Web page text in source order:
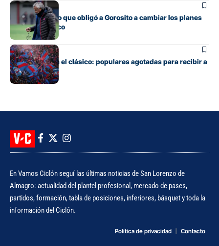
Fútbol
El contratiempo que obligó a Gorosito a cambiar los planes
antes del clásico
Fútbol
Boedo ya juega el clásico: populares agotadas para recibir a
Huracán
En Vamos Ciclón seguí las últimas noticias de San Lorenzo de
Almagro: actualidad del plantel profesional, mercado de pases,
partidos, formación, tabla de posiciones, inferiores, básquet y toda la
información del Ciclón.
Política de privacidad Contacto